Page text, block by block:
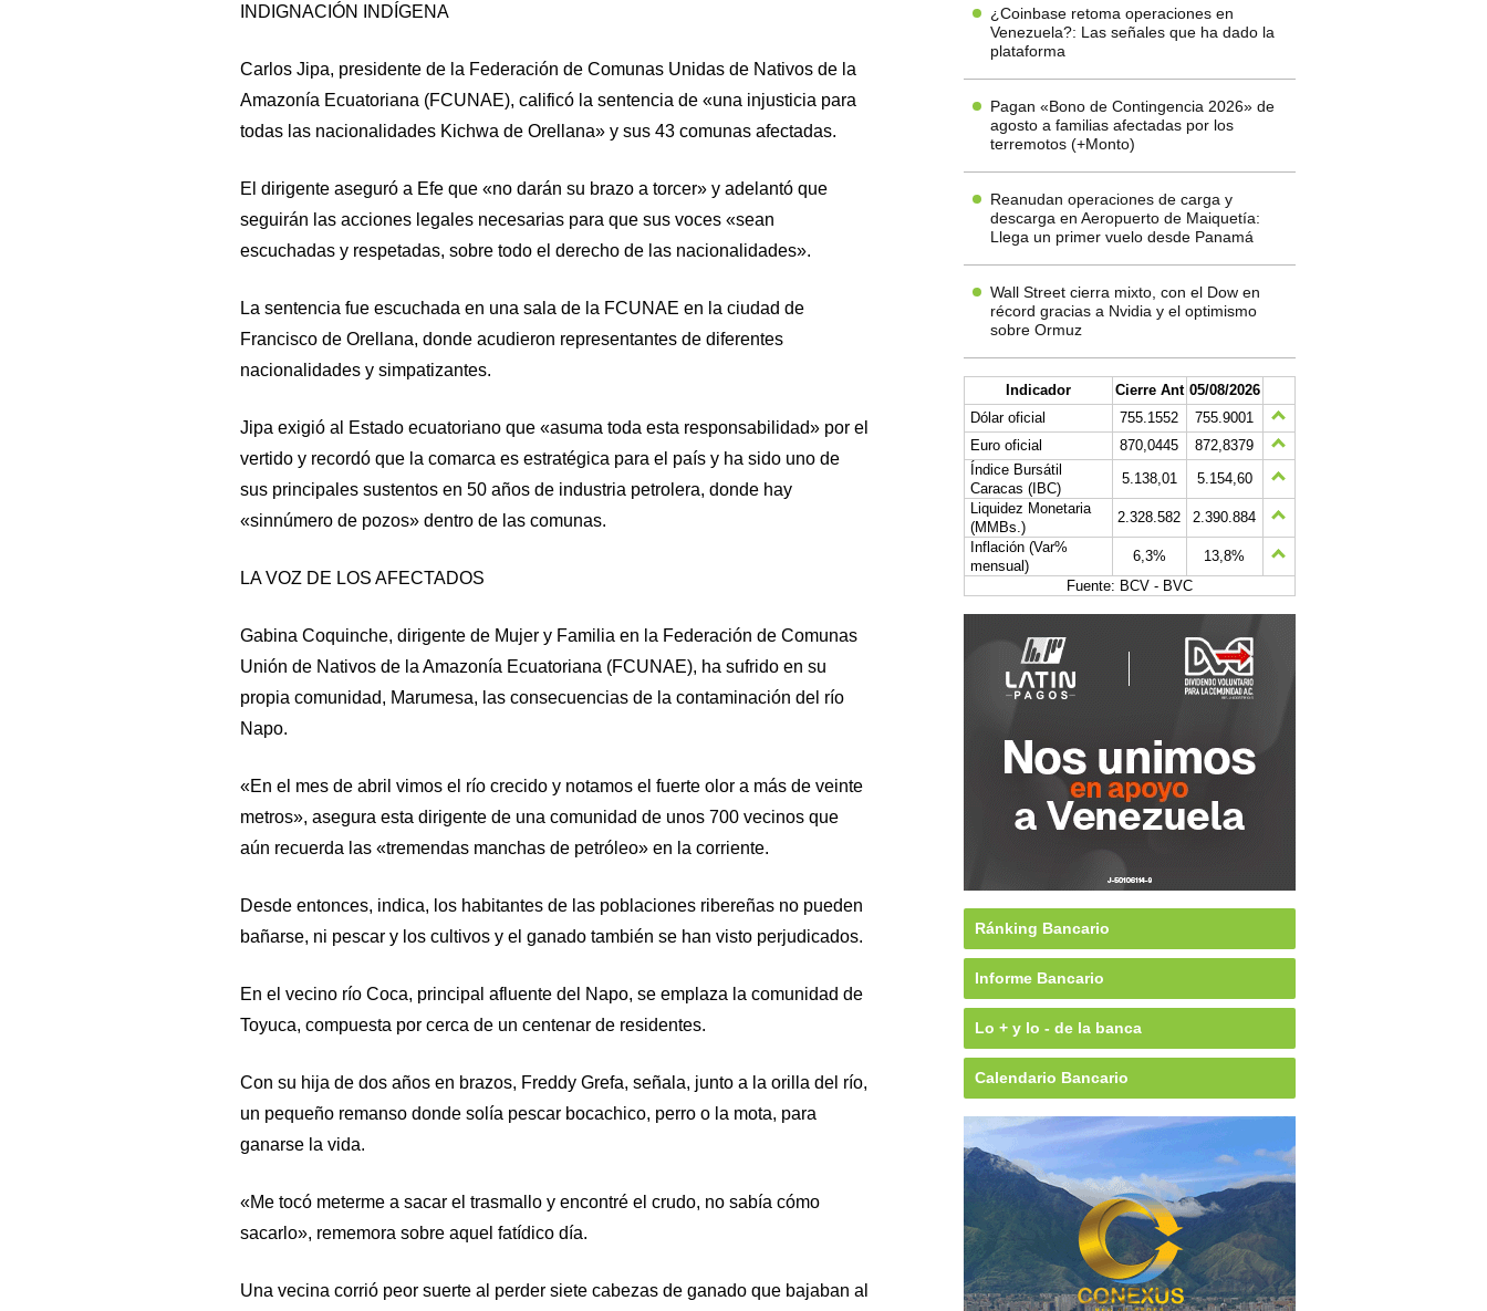
INDIGNACIÓN INDÍGENA
Carlos Jipa, presidente de la Federación de Comunas Unidas de Nativos de la
Amazonía Ecuatoriana (FCUNAE), calificó la sentencia de «una injusticia para
todas las nacionalidades Kichwa de Orellana» y sus 43 comunas afectadas.
El dirigente aseguró a Efe que «no darán su brazo a torcer» y adelantó que
seguirán las acciones legales necesarias para que sus voces «sean
escuchadas y respetadas, sobre todo el derecho de las nacionalidades».
La sentencia fue escuchada en una sala de la FCUNAE en la ciudad de
Francisco de Orellana, donde acudieron representantes de diferentes
nacionalidades y simpatizantes.
Jipa exigió al Estado ecuatoriano que «asuma toda esta responsabilidad» por el
vertido y recordó que la comarca es estratégica para el país y ha sido uno de
sus principales sustentos en 50 años de industria petrolera, donde hay
«sinnúmero de pozos» dentro de las comunas.
LA VOZ DE LOS AFECTADOS
Gabina Coquinche, dirigente de Mujer y Familia en la Federación de Comunas
Unión de Nativos de la Amazonía Ecuatoriana (FCUNAE), ha sufrido en su
propia comunidad, Marumesa, las consecuencias de la contaminación del río
Napo.
«En el mes de abril vimos el río crecido y notamos el fuerte olor a más de veinte
metros», asegura esta dirigente de una comunidad de unos 700 vecinos que
aún recuerda las «tremendas manchas de petróleo» en la corriente.
Desde entonces, indica, los habitantes de las poblaciones ribereñas no pueden
bañarse, ni pescar y los cultivos y el ganado también se han visto perjudicados.
En el vecino río Coca, principal afluente del Napo, se emplaza la comunidad de
Toyuca, compuesta por cerca de un centenar de residentes.
Con su hija de dos años en brazos, Freddy Grefa, señala, junto a la orilla del río,
un pequeño remanso donde solía pescar bocachico, perro o la mota, para
ganarse la vida.
«Me tocó meterme a sacar el trasmallo y encontré el crudo, no sabía cómo
sacarlo», rememora sobre aquel fatídico día.
Una vecina corrió peor suerte al perder siete cabezas de ganado que bajaban al
¿Coinbase retoma operaciones en
Venezuela?: Las señales que ha dado la
plataforma
Pagan «Bono de Contingencia 2026» de
agosto a familias afectadas por los
terremotos (+Monto)
Reanudan operaciones de carga y
descarga en Aeropuerto de Maiquetía:
Llega un primer vuelo desde Panamá
Wall Street cierra mixto, con el Dow en
récord gracias a Nvidia y el optimismo
sobre Ormuz
Indicador Cierre Ant 05/08/2026
Dólar oficial
755.1552
755.9001
Euro oficial
870,0445
872,8379
Índice Bursátil
Caracas (IBC)
5.138,01
5.154,60
Liquidez Monetaria
(MMBs.)
2.328.582
2.390.884
Inflación (Var%
mensual)
6,3%
13,8%
Fuente: BCV - BVC
Ránking Bancario
Informe Bancario
Lo + y lo - de la banca
Calendario Bancario